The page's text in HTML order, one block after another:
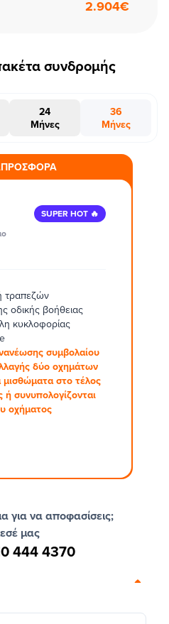
2.904€
συνδρομής
24
Μήνες
36
Μήνες
SUPER HOT 🔥
τραπεζών
οδικής βοήθειας
κυκλοφορίας
συμβολαίου
δύο οχημάτων
μισθώματα στο τέλος
συνυπολογίζονται
οχήματος
για να αποφασίσεις;
μας
444 4370